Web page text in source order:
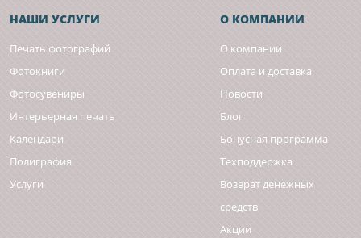
НАШИ УСЛУГИ
Печать фотографий
Фотокниги
Фотосувениры
Интерьерная печать
Календари
Полиграфия
Услуги
О КОМПАНИИ
О компании
Оплата и доставка
Новости
Блог
Бонусная программа
Техподдержка
Возврат денежных
средств
Акции